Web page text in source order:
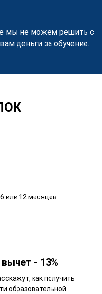
мы не можем решить с
деньги за обучение.
или 12 месяцев
- 13%
как получить
образовательной